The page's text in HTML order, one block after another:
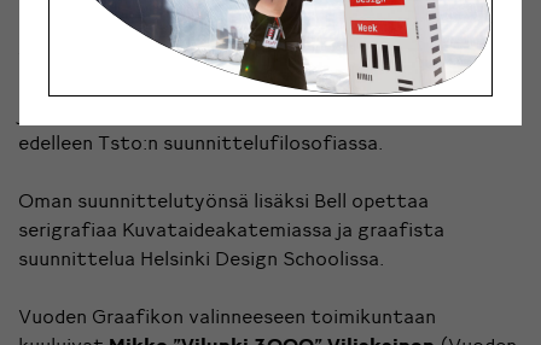
perustajajäsenistä, ja hän oli mukana toimistossa
vuoteen 2015 asti. Bellin kokeileva ja yllättävä
lähestymistapa graafiseen suunnitteluun sekä kuvan
edelleen Tsto:n suunnittelufilosofiassa.
Oman suunnittelutyönsä lisäksi Bell opettaa
serigrafiaa Kuvataideakatemiassa ja graafista
suunnittelua Helsinki Design Schoolissa.
Vuoden Graafikon valinneeseen toimikuntaan